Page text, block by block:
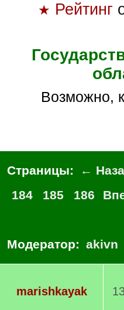
★ Рейтинг
Возможно, кому-то пригодится следующая
Страницы: ←
184
185 186
Модератор: akivn
marishkayak